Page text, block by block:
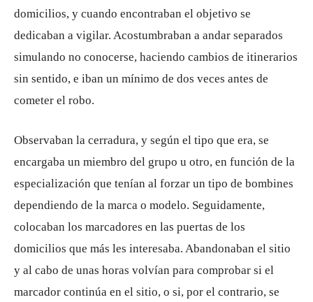
domicilios, y cuando encontraban el objetivo se
dedicaban a vigilar. Acostumbraban a andar separados
simulando no conocerse, haciendo cambios de itinerarios
sin sentido, e iban un mínimo de dos veces antes de
cometer el robo.
Observaban la cerradura, y según el tipo que era, se
encargaba un miembro del grupo u otro, en función de la
especialización que tenían al forzar un tipo de bombines
dependiendo de la marca o modelo. Seguidamente,
colocaban los marcadores en las puertas de los
domicilios que más les interesaba. Abandonaban el sitio
y al cabo de unas horas volvían para comprobar si el
marcador continúa en el sitio, o si, por el contrario, se